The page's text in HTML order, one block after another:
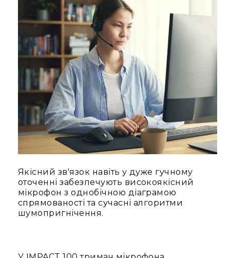
Сплітери,
розподільники
Контролери
для
управління
світлом
DMX
декодери
Аксесуари
Кріплення
для
світлових
приладів
Інше
Сцена
Талі,
лебідки
та
Якісний зв'язок навіть у дуже гучному
оточенні забезпечують високоякісний
мікрофон з однобічною діаграмою
спрямованості та сучасні алгоритми
шумопригнічення.